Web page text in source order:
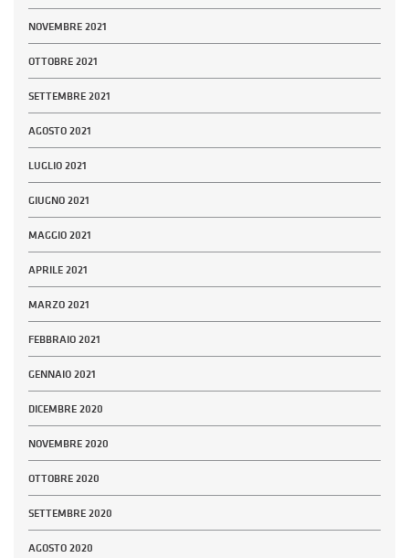
NOVEMBRE 2021
OTTOBRE 2021
SETTEMBRE 2021
AGOSTO 2021
LUGLIO 2021
GIUGNO 2021
MAGGIO 2021
APRILE 2021
MARZO 2021
FEBBRAIO 2021
GENNAIO 2021
DICEMBRE 2020
NOVEMBRE 2020
OTTOBRE 2020
SETTEMBRE 2020
AGOSTO 2020